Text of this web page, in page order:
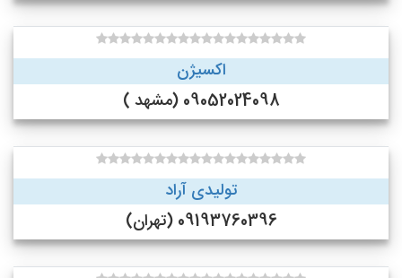
اکسیژن
09052024098 (مشهد )
تولیدی آراد
09193760396 (تهران)